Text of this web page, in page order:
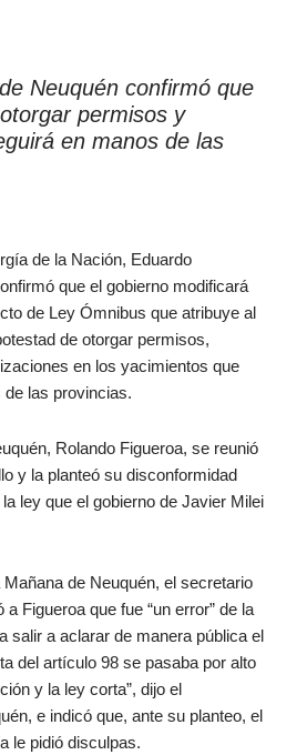
Neuquén confirmó que
permisos y
en manos de las
de la Nación, Eduardo
que el gobierno modificará
de Ley Ómnibus que atribuye al
de otorgar permisos,
en los yacimientos que
de las provincias.
Rolando Figueroa, se reunió
y la planteó su disconformidad
ley que el gobierno de Javier Milei
de Neuquén, el secretario
Figueroa que fue “un error” de la
salir a aclarar de manera pública el
del artículo 98 se pasaba por alto
y la ley corta”, dijo el
e indicó que, ante su planteo, el
le pidió disculpas.